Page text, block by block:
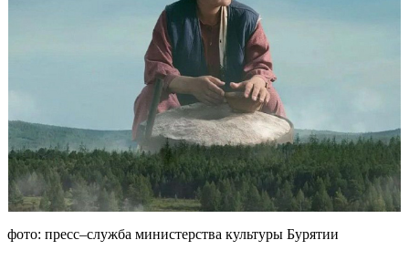
фото: пресс–служба министерства культуры Бурятии